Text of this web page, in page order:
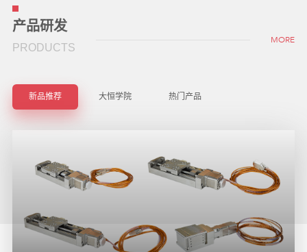
产品研发
PRODUCTS
新品推荐 大恒学院 热门产品
MORE